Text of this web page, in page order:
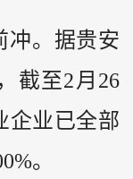
冲。据贵安
截至2月26
企业已全部
。